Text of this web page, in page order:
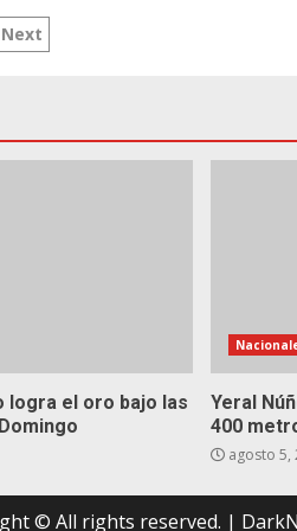
Next
logra el oro bajo las
Yeral
400
agosto 5,
© All rights reserved. |